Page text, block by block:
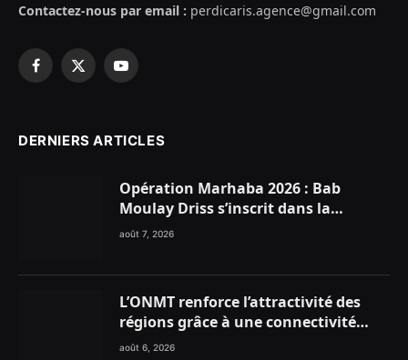
Contactez-nous par email : perdicaris.agence@gmail.com
Facebook
X
YouTube
DERNIERS ARTICLES
Opération Marhaba 2026 : Bab
Moulay Driss s’inscrit dans la
dynamique nationale en faveur des
août 7, 2026
L’ONMT renforce l’attractivité des
régions grâce à une connectivité
aérienne historique de Ryanair
août 6, 2026